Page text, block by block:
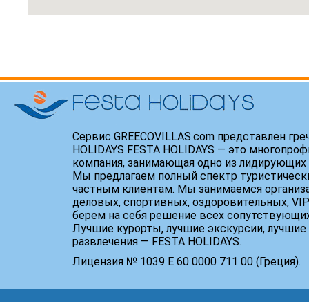
Сервис GREECOVILLAS.com представлен
HOLIDAYS FESTA HOLIDAYS — это
компания, занимающая одно из
Мы предлагаем полный спектр
частным клиентам. Мы занимаемся
деловых, спортивных, оздоровительных,
берем на себя решение всех
Лучшие курорты, лучшие экскурсии, лучшие
развлечения — FESTA HOLIDAYS.
Лицензия № 1039 Е 60 0000 711 00 (Греция).